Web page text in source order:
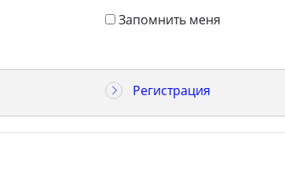
Запомнить меня
Регистрация